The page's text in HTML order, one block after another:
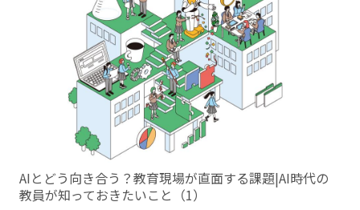
AIとどう向き合う？教育現場が直面する課題|AI時代の
教員が知っておきたいこと（1）